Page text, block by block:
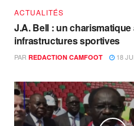
ACTUALITÉS
J.A. Bell : un charismatique
infrastructures sportives
PAR REDACTION CAMFOOT 18